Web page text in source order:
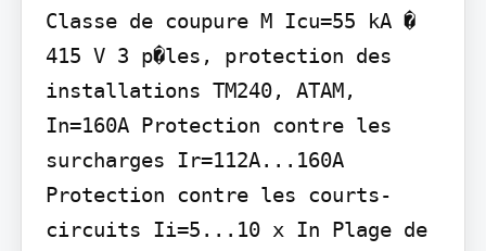
Classe de coupure M Icu=55 kA �
415 V 3 p�les, protection des
installations TM240, ATAM,
In=160A Protection contre les
surcharges Ir=112A...160A
Protection contre les courts-
circuits Ii=5...10 x In Plage de